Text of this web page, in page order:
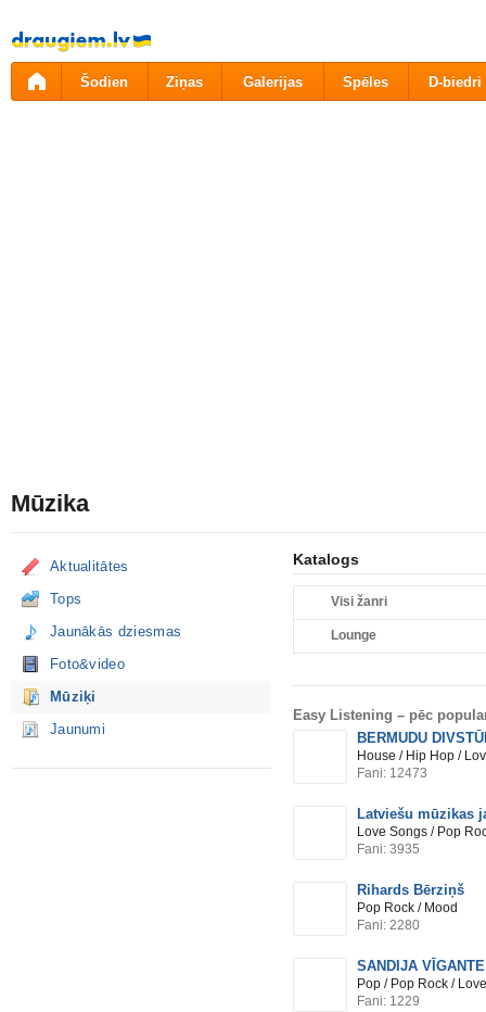
Pāriet
uz
saturu
Šodien Ziņas Galerijas Spēles D-biedri
Mūzika
Aktualitātes
Tops
Jaunākās dziesmas
Foto&video
Mūziķi
Jaunumi
Katalogs
Visi žanri
Lounge
Easy Listening – pēc
BERMUDU
House / Hip Hop /
Fani: 12473
Latviešu mūzikas
Love Songs / Pop
Fani: 3935
Rihards Bērziņš
Pop Rock / Mood
Fani: 2280
SANDIJA VĪGANTE
Pop / Pop Rock /
Fani: 1229